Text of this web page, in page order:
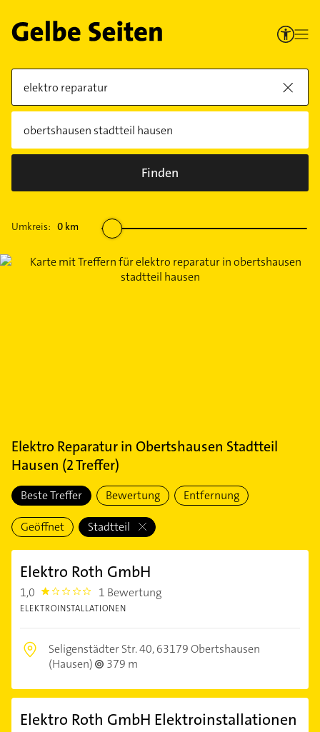
Finden
Umkreis: 0 km
Elektro Reparaturin Obertshausen Stadtteil
Hausen (2Treffer)
Beste Treffer Bewertung Entfernung
Geöffnet Stadtteil
Elektro Roth GmbH
1,0 1.0 1 Bewertung
ELEKTROINSTALLATIONEN
Seligenstädter Str. 40,63179 Obertshausen
(Hausen)
379 m
Elektro Roth GmbH Elektroinstallationen